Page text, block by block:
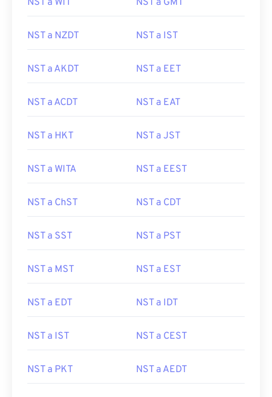
NST a WIT NST a GMT
NST a NZDT NST a IST
NST a AKDT NST a EET
NST a ACDT NST a EAT
NST a HKT NST a JST
NST a WITA NST a EEST
NST a ChST NST a CDT
NST a SST NST a PST
NST a MST NST a EST
NST a EDT NST a IDT
NST a IST NST a CEST
NST a PKT NST a AEDT